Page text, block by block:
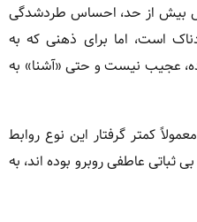
بیش از حد، احساس طردشدگی
است، اما برای ذهنی که به
عجیب نیست و حتی «آشنا» به
کمتر گرفتار این نوع روابط
ثباتی عاطفی روبرو بوده اند، به